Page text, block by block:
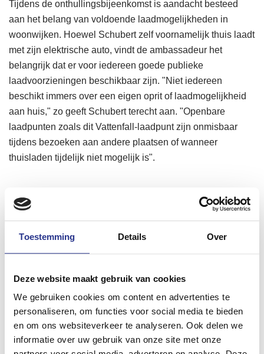
Toestemming Details Over
Deze website maakt gebruik van cookies
We gebruiken cookies om content en advertenties te
personaliseren, om functies voor social media te bieden
en om ons websiteverkeer te analyseren. Ook delen we
informatie over uw gebruik van onze site met onze
Tijdens de onthullingsbijeenkomst is aandacht besteed
aan het belang van voldoende laadmogelijkheden in
woonwijken. Hoewel Schubert zelf voornamelijk thuis laadt
met zijn elektrische auto, vindt de ambassadeur het
belangrijk dat er voor iedereen goede publieke
laadvoorzieningen beschikbaar zijn. "Niet iedereen
beschikt immers over een eigen oprit of laadmogelijkheid
aan huis," zo geeft Schubert terecht aan. "Openbare
laadpunten zoals dit Vattenfall-laadpunt zijn onmisbaar
tijdens bezoeken aan andere plaatsen of wanneer
thuisladen tijdelijk niet mogelijk is".